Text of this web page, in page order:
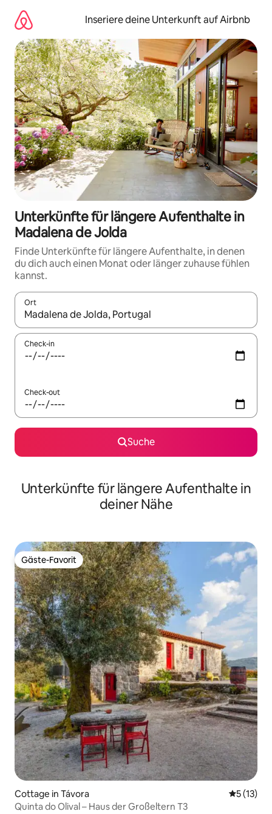
Inhalten
springen
Inseriere deine Unterkunft auf Airbnb
Unterkünfte für längere Aufenthalte in
Madalena de Jolda
Finde Unterkünfte für längere Aufenthalte, in denen
du dich auch einen Monat oder länger zuhause fühlen
kannst.
Ort
Wenn Ergebnisse verfügbar sind, navigiere mit den
Check-in
Check-out
Suche
Unterkünfte für längere Aufenthalte in
deiner Nähe
Gäste-Favorit
Gäste-Favorit
Cottage in Távora
5 (13)
Quinta do Olival – Haus der Großeltern T3